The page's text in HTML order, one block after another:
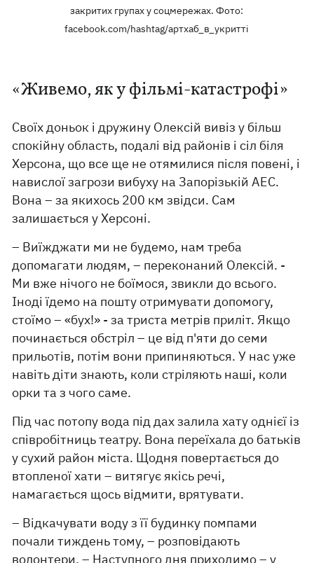
закритих групах у соцмережах. Фото:
facebook.com/hashtag/артхаб_в_укритті
«Живемо, як у фільмі-катастрофі»
Своїх доньок і дружину Олексій вивіз у більш
спокійну область, подалі від районів і сіл біля
Херсона, що все ще не отямилися після повені, і
навислої загрози вибуху на Запорізькій АЕС.
Вона – за якихось 200 км звідси. Сам
залишається у Херсоні.
– Виїжджати ми не будемо, нам треба
допомагати людям, – переконаний Олексій. -
Ми вже нічого не боїмося, звикли до всього.
Іноді їдемо на пошту отримувати допомогу,
стоїмо – ​​«бух!» - за триста метрів приліт. Якщо
починається обстріл – це від п'яти до семи
прильотів, потім вони припиняються. У нас уже
навіть діти знають, коли стріляють наші, коли
орки та з чого саме.
Під час потопу вода під дах залила хату однієї із
співробітниць театру. Вона переїхала до батьків
у сухий район міста. Щодня повертається до
втопленої хати – витягує якісь речі,
намагається щось відмити, врятувати.
– Відкачувати воду з її будинку помпами
почали тиждень тому, – розповідають
волонтери. – Наступного дня приходимо – у